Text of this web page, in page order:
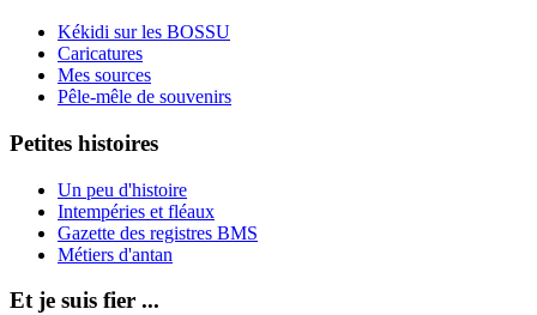
Kékidi sur les BOSSU
Caricatures
Mes sources
Pêle-mêle de souvenirs
Petites histoires
Un peu d'histoire
Intempéries et fléaux
Gazette des registres BMS
Métiers d'antan
Et je suis fier ...